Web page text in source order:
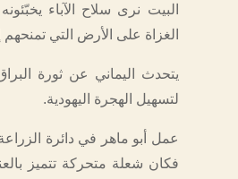
البيت نرى سلاح الآباء
الغزاة على الأرض التي تمنحهم
يتحدث اليماني عن ثورة
لتسهيل الهجرة اليهودية.
عمل أبو ماهر في دائرة
فكان شعلة متحركة تتميز